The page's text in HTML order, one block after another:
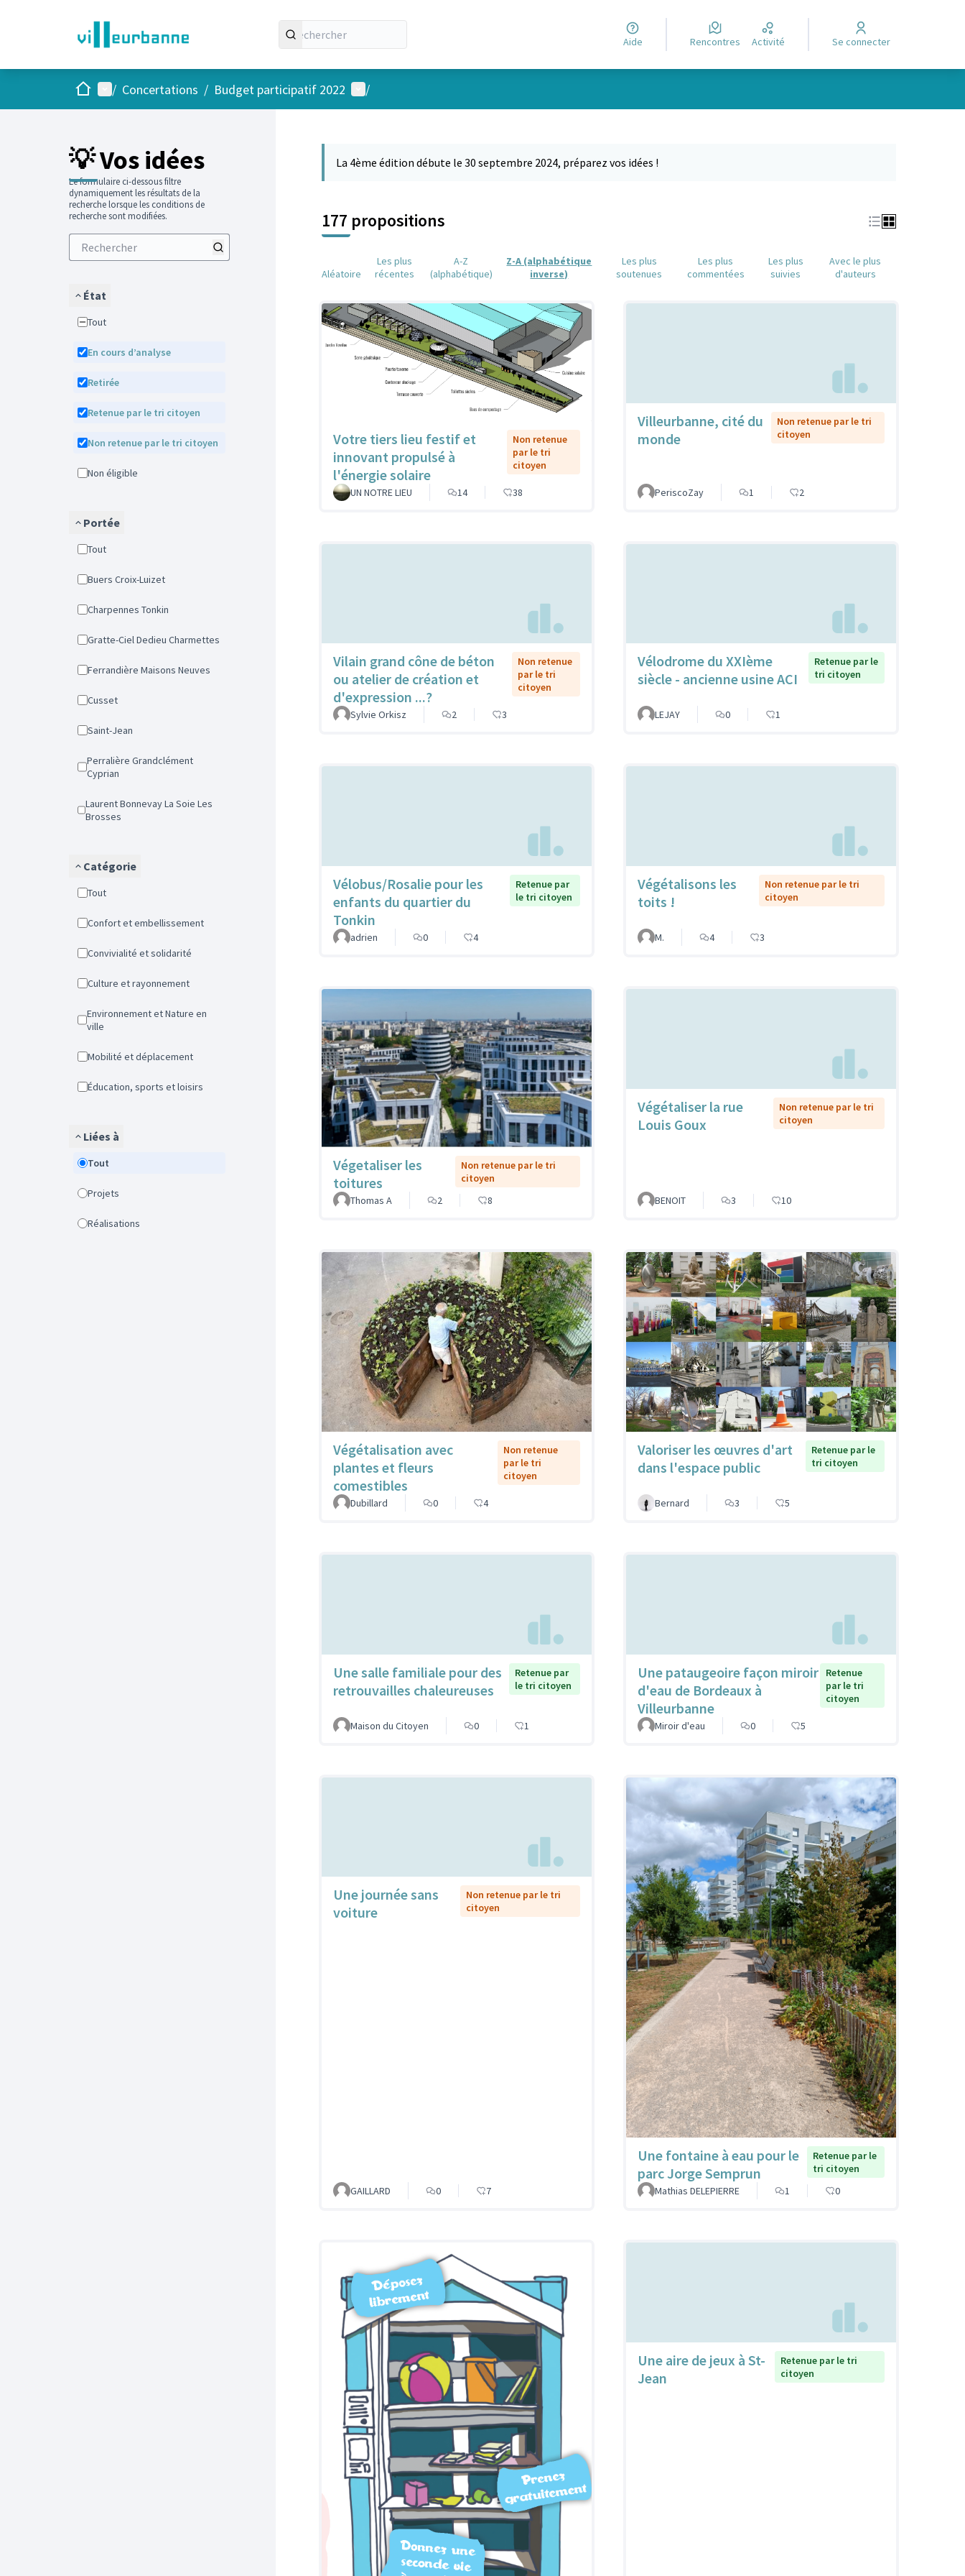
Aide Rencontres Activité Se connecter
AccueilMenu principal
/ Concertations / Budget participatif 2022 Menu utilisateur
/
💡 Vos idées
Le formulaire ci-dessous filtre
dynamiquement les résultats de la
recherche lorsque les conditions de
recherche sont modifiées.
État
Tout
En cours d’analyse
Retirée
Retenue par le tri citoyen
Non retenue par le tri citoyen
Non éligible
Portée
Tout
Buers Croix-Luizet
Charpennes Tonkin
Gratte-Ciel Dedieu Charmettes
Ferrandière Maisons Neuves
Cusset
Saint-Jean
Perralière Grandclément
Cyprian
Laurent Bonnevay La Soie Les
Brosses
Catégorie
Tout
Confort et embellissement
Convivialité et solidarité
Culture et rayonnement
Environnement et Nature en
ville
Mobilité et déplacement
Éducation, sports et loisirs
Liées à
Tout
Projets
Réalisations
La 4ème édition débute le 30 septembre 2024, préparez vos idées !
177 propositions
Aléatoire
Les plus
récentes
A-Z
(alphabétique)
Z-A (alphabétique
inverse)
Les plus
soutenues
Les plus
commentées
Les plus
suivies
Avec le plus
d'auteurs
Votre tiers lieu festif et
innovant propulsé à
l'énergie solaire
Non retenue
par le tri
citoyen
UN NOTRE LIEU 14 38
Villeurbanne, cité du
monde
Non retenue par le tri
citoyen
PeriscoZay 1 2
Vilain grand cône de béton
ou atelier de création et
d'expression ...?
Non retenue
par le tri
citoyen
Sylvie Orkisz 2 3
Vélodrome du XXIème
siècle - ancienne usine ACI
Retenue par le
tri citoyen
LEJAY 0 1
Vélobus/Rosalie pour les
enfants du quartier du
Tonkin
Retenue par
le tri citoyen
adrien 0 4
Végétalisons les
toits !
Non retenue par le tri
citoyen
M. 4 3
Végetaliser les
toitures
Non retenue par le tri
citoyen
Thomas A
2 8
Végétaliser la rue
Louis Goux
Non retenue par le tri
citoyen
BENOIT 3 10
Végétalisation avec
plantes et fleurs
comestibles
Non retenue
par le tri
citoyen
Dubillard 0 4
Valoriser les œuvres d'art
dans l'espace public
Retenue par le
tri citoyen
Bernard 3 5
Une salle familiale pour des
retrouvailles chaleureuses
Retenue par
le tri citoyen
Maison du Citoyen 0 1
Une pataugeoire façon miroir
d'eau de Bordeaux à
Villeurbanne
Retenue
par le tri
citoyen
Miroir d'eau 0 5
Une journée sans
voiture
Non retenue par le tri
citoyen
GAILLARD 0 7
Une fontaine à eau pour le
parc Jorge Semprun
Retenue par le
tri citoyen
Mathias DELEPIERRE
1 0
Une aire de jeux à St-
Jean
Retenue par le tri
citoyen